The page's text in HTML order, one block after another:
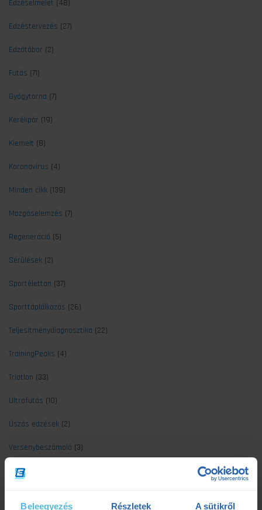
Beleegyezés Részletek A sütikről
Edzéselmélet (48)
Edzéstervezés (27)
Edzőtábor (2)
Futás (71)
Gyógytorna (7)
Kerékpár (19)
Kiemelt (8)
Koronavírus (4)
Minden cikk (139)
Mozgáselemzés (7)
Regeneráció (5)
Sérülések (2)
Sportélettan (37)
Sporttáplálkozás (26)
Teljesítménydiagnosztika (22)
TrainingPeaks (4)
Triatlon (33)
Ultrafutás (10)
Úszás edzések (2)
Versenybeszámoló (3)